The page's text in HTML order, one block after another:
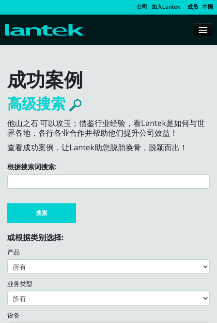
公司 加入Lantek 成员 中国
成功案例
高级搜索
他山之石 可以攻玉；借鉴行业经验，看Lantek是如何与世
界各地，各行各业合作并帮助他们提升公司效益！
查看成功案例，让Lantek助您脱胎换骨，脱颖而出！
根据搜索词搜索:
或根据类别选择:
产品
业务类型
设备